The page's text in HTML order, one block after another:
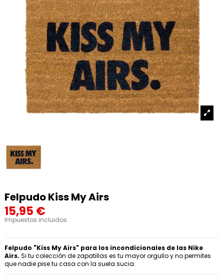
Felpudo Kiss My Airs
15,95 €
Impuestos incluidos
Felpudo "Kiss My Airs" para los incondicionales de las Nike
Airs. Si tu colección de zapatillas es tu mayor orgullo y no permites
que nadie pise tu casa con la suela sucia.